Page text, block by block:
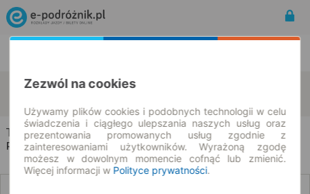
Trzeciewiec
Kusowo
Trzeciewiec → Kusowo
Rozkład jazdy i bilety
Zezwól na cookies
Używamy plików cookies i podobnych technologii w celu
świadczenia i ciągłego ulepszania naszych usług oraz
prezentowania promowanych usług zgodnie z
zainteresowaniami użytkowników. Wyrażoną zgodę
możesz w dowolnym momencie cofnąć lub zmienić.
Więcej informacji w Polityce prywatności.